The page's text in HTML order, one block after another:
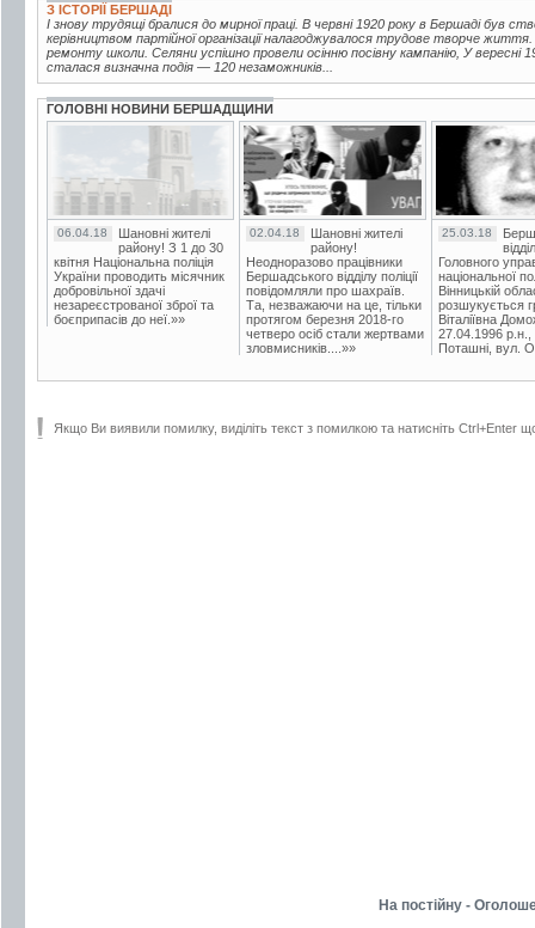
З ІСТОРІЇ БЕРШАДІ
І знову трудящі бралися до мирної праці. В червні 1920 року в Бершаді був
керівництвом партійної організації налагоджувалося трудове творче
ремонту школи. Селяни успішно провели осінню посівну кампанію, У
сталася визначна подія — 120 незаможників...
ГОЛОВНІ НОВИНИ БЕРШАДЩИНИ
06.04.18
Шановні жителі
району! З 1 до 30
квітня Національна поліція
України проводить місячник
добровільної здачі
незареєстрованої зброї та
боєприпасів до неї.»»
02.04.18
Шановні жителі
району!
Неодноразово працівники
Бершадського відділу поліції
повідомляли про шахраїв.
Та, незважаючи на це, тільки
протягом березня 2018-го
четверо осіб стали жертвами
зловмисників....»»
25.03.18
Головного
національної
Вінницькій
розшукується
Віталіївна
27.04.1996 р.н.,
Поташні, вул.
Якщо Ви виявили помилку, виділіть текст з помилкою та натисніть Ctrl+Enter
На постійну -